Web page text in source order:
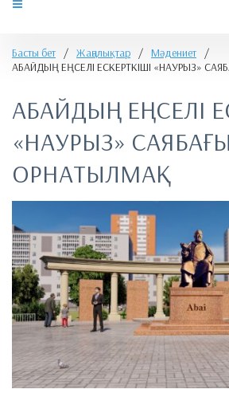
Басты бет / Жаңалықтар / Мәдениет
/
​АБАЙДЫҢ ЕҢСЕЛІ ЕСКЕРТКІШІ «НАУРЫЗ»
​АБАЙДЫҢ ЕҢСЕЛІ
«НАУРЫЗ»
ОРНАТЫЛМАҚ